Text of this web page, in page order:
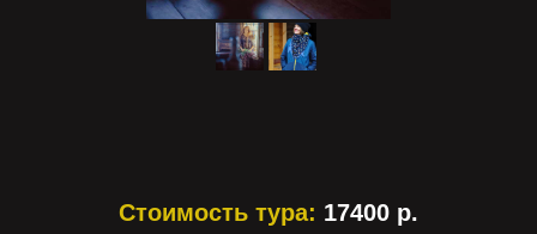
Стоимость тура: 17400 р.